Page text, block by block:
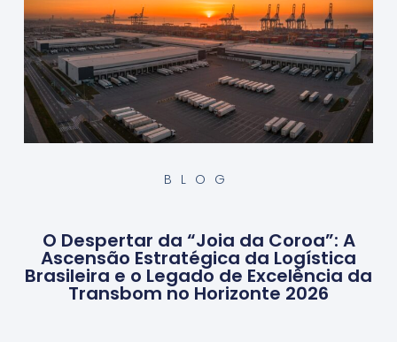
BLOG
O Despertar da “Joia da Coroa”: A
Ascensão Estratégica da Logística
Brasileira e o Legado de Excelência da
Transbom no Horizonte 2026